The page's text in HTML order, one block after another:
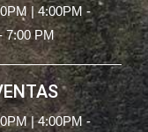
| 4:00PM -
7:00 PM
| 4:00PM -